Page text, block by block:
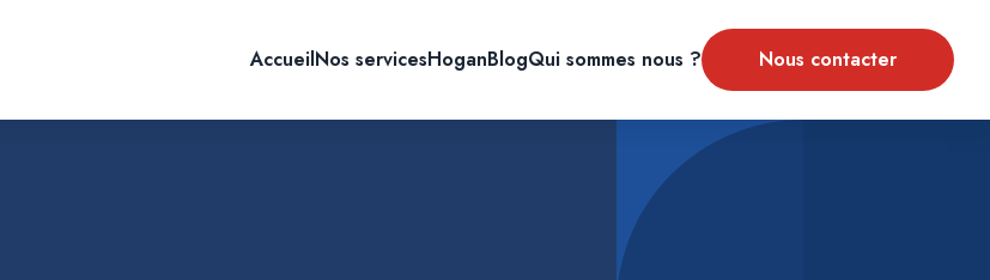
AccueilNos servicesHoganBlogQui sommes nous ? Nous contacter